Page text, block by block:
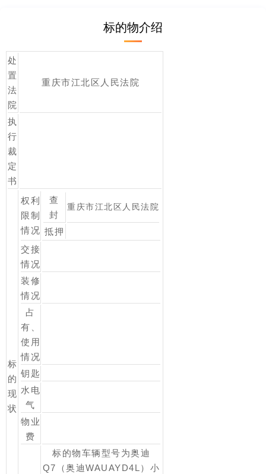
标的物介绍
处
置
法
院
重庆市江北区人民法院
执
行
裁
定
书
标
的
现
状
权利
限制
情况
查
封
重庆市江北区人民法院
抵押
交接
情况
装修
情况
占
有、
使用
情况
钥匙
水电
气
物业
费
标的物车辆型号为奥迪
Q7（奥迪WAUAYD4L）小